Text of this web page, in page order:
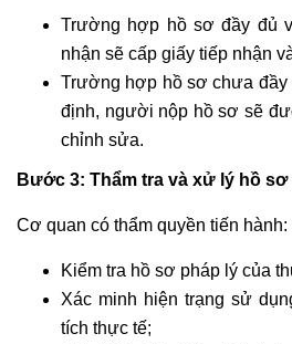
Trường hợp hồ sơ đầy đủ
nhận sẽ cấp giấy tiếp nhận
Trường hợp hồ sơ chưa đầy
định, người nộp hồ sơ sẽ
chỉnh sửa.
Bước 3: Thẩm tra và xử lý hồ sơ
Cơ quan có thẩm quyền tiến hành:
Kiểm tra hồ sơ pháp lý của
Xác minh hiện trạng sử
tích thực tế;